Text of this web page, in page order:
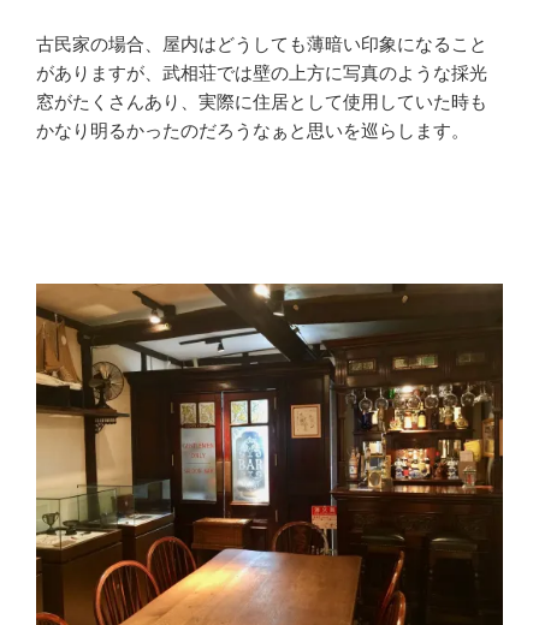
古民家の場合、屋内はどうしても薄暗い印象になること
がありますが、武相荘では壁の上方に写真のような採光
窓がたくさんあり、実際に住居として使用していた時も
かなり明るかったのだろうなぁと思いを巡らします。